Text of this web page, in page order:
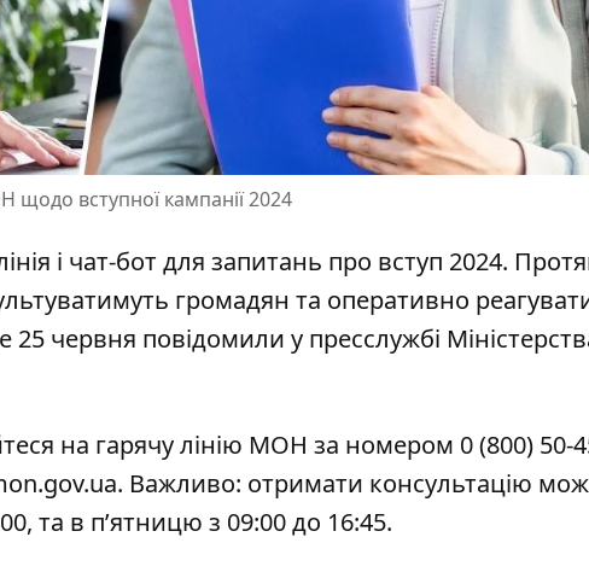
щодо вступної кампанії 2024
і чат-бот для запитань про вступ 2024.
громадян та оперативно
червня повідомили у пресслужбі
на гарячу лінію МОН за номером 0 (800) 50-
Важливо: отримати консультацію
та в п’ятницю з 09:00 до 16:45.